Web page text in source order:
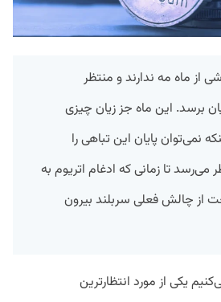
از ماه مه ندارند و منتظر
برسد. این ماه جز زیان چیزی
نمی‌توان پایان این تباهی را
می‌رسد تا زمانی که ادغام اتریوم به
از چالش فعلی سربلند بیرون
یکی از مورد انتظار‌ترین